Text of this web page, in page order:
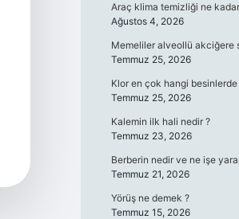
Araç klima temizliği ne
Ağustos 4, 2026
Memeliler alveollü akciğere
Temmuz 25, 2026
Klor en çok hangi
Temmuz 25, 2026
Kalemin ilk hali nedir ?
Temmuz 23, 2026
Berberin nedir ve ne işe
Temmuz 21, 2026
Yörüş ne demek ?
Temmuz 15, 2026